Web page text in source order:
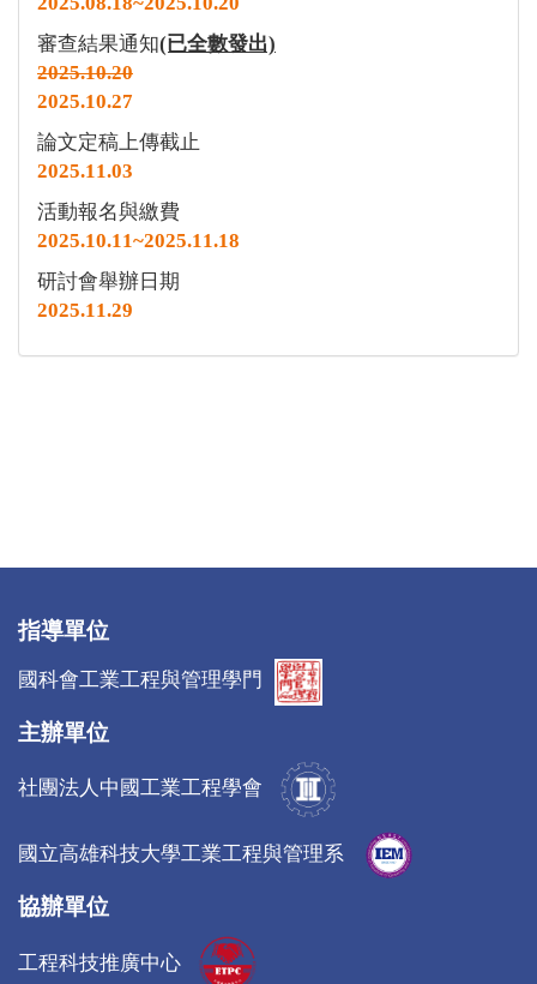
審查結果通知(已全數發出)
2025.10.20
2025.10.27
論文定稿上傳截止
2025.11.03
活動報名與繳費
2025.10.11~2025.11.18
研討會舉辦日期
2025.11.29
指導單位
國科會工業工程與管理學門
主辦單位
社團法人中國工業工程學會
國立高雄科技大學工業工程與管理系
協辦單位
工程科技推廣中心